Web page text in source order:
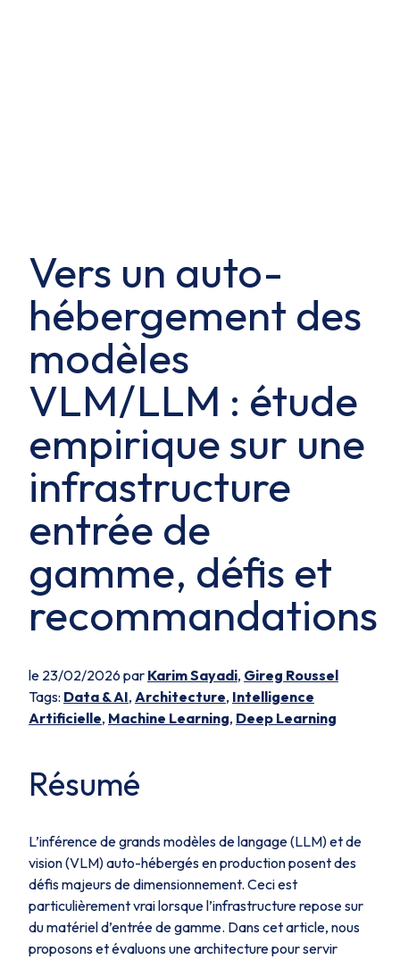
Vers un auto-
hébergement des
modèles
VLM/LLM : étude
empirique sur une
infrastructure
entrée de
gamme, défis et
recommandations
le 23/02/2026 par Karim Sayadi, Gireg Roussel
Tags: Data & AI, Architecture, Intelligence
Artificielle, Machine Learning, Deep Learning
Résumé
L’inférence de grands modèles de langage (LLM) et de
vision (VLM) auto-hébergés en production posent des
défis majeurs de dimensionnement. Ceci est
particulièrement vrai lorsque l’infrastructure repose sur
du matériel d’entrée de gamme. Dans cet article, nous
proposons et évaluons une architecture pour servir